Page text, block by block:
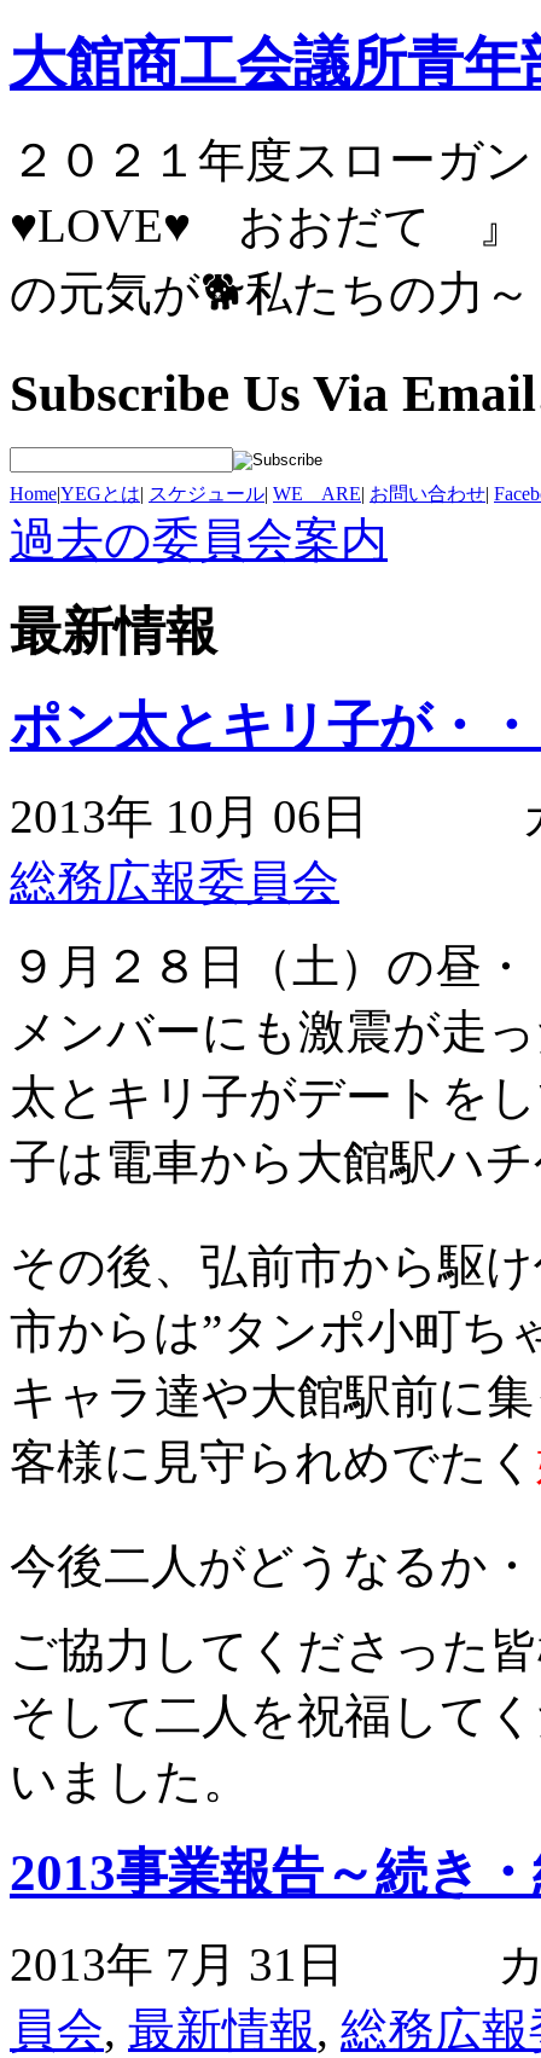
大館商工会議所青年
２０２１年度ス
♥LOVE♥ お
の元気が🐕私たちの力～
Subscribe Us Via
Home|YEGとは| スケジュール| WE ARE| お問い合わせ|
過去の委員会案内
最新情報
ポン太とキリ子が・
2013年 10月 06日
総務広報委員会
９月２８日（土）の昼
メンバーにも激震が走
太とキリ子がデートを
子は電車から大館駅ハ
その後、弘前市から駆
市からは”タンポ小町ち
キャラ達や大館駅前に
客様に見守られめでたく
今後二人がどうなるか
ご協力してくださった
そして二人を祝福して
いました。
2013事業報告～続き
2013年 7月 31日 カ
員会, 最新情報, 総務広